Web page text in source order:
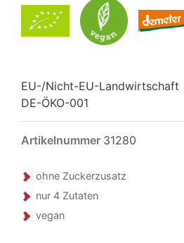
EU-/Nicht-EU-Landwirtschaft
DE-ÖKO-001
Artikelnummer 31280
ohne Zuckerzusatz
nur 4 Zutaten
vegan